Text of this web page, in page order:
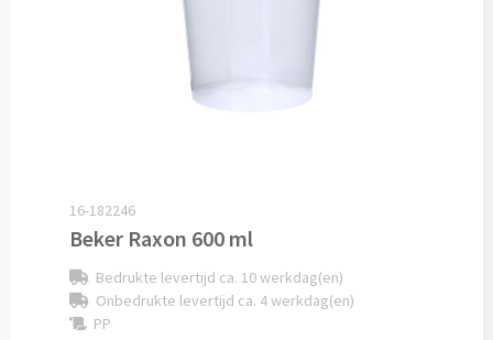
Kauwgom bedrukken
Koekjes bedrukken
Chips & Nootjes bedrukken
16-182246
Beker Raxon 600 ml
Bedrukte levertijd ca. 10 werkdag(en)
Onbedrukte levertijd ca. 4 werkdag(en)
PP